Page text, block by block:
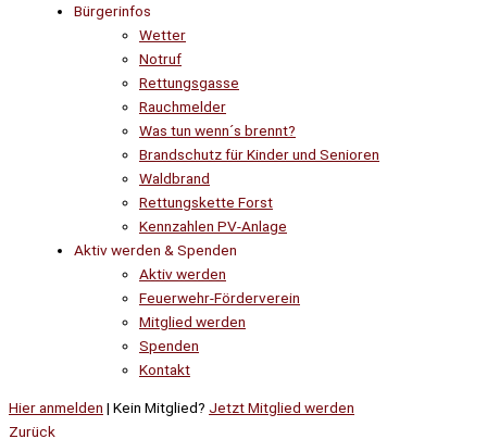
Bürgerinfos
Wetter
Notruf
Rettungsgasse
Rauchmelder
Was tun wenn´s brennt?
Brandschutz für Kinder und Senioren
Waldbrand
Rettungskette Forst
Kennzahlen PV-Anlage
Aktiv werden & Spenden
Aktiv werden
Feuerwehr-Förderverein
Mitglied werden
Spenden
Kontakt
Hier anmelden | Kein Mitglied? Jetzt Mitglied werden
Zurück